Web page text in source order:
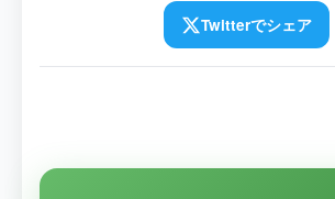
Twitterでシェア